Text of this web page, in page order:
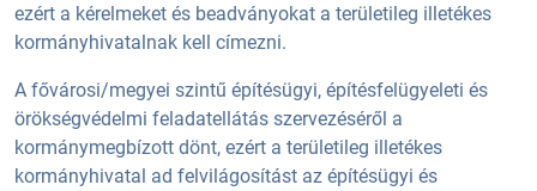
ezért a kérelmeket és beadványokat a területileg illetékes
kormányhivatalnak kell címezni.
A fővárosi/megyei szintű építésügyi, építésfelügyeleti és
örökségvédelmi feladatellátás szervezéséről a
kormánymegbízott dönt, ezért a területileg illetékes
kormányhivatal ad felvilágosítást az építésügyi és